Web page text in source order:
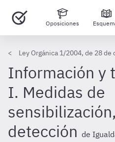
Oposiciones
Ley Orgánica 1/2004, de 28
Información y
I. Medidas de
detección de